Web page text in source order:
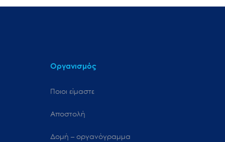
Οργανισμός
Ποιοι είμαστε
Αποστολή
Δομή – οργανόγραμμα